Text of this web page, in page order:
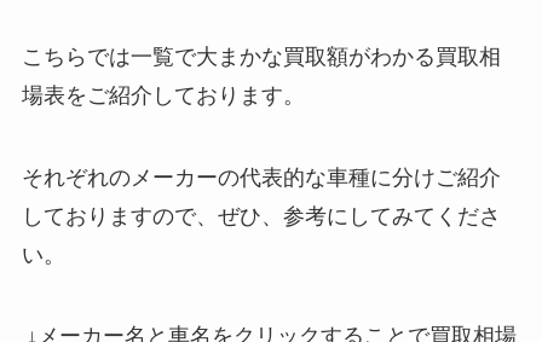
こちらでは一覧で大まかな買取額がわかる買取相
場表をご紹介しております。
それぞれのメーカーの代表的な車種に分けご紹介
しておりますので、ぜひ、参考にしてみてくださ
い。
↓メーカー名と車名をクリックすることで買取相場